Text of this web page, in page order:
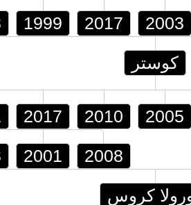
1999 2017 2003
كوستر
2017 2010 2005
2001 2008
كروس